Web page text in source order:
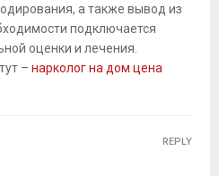
а также вывод из
подключается
оценки и лечения.
– нарколог на дом цена
REPLY